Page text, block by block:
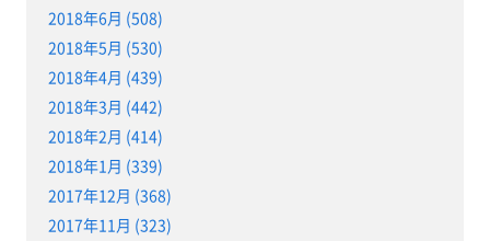
2018年6月 (508)
2018年5月 (530)
2018年4月 (439)
2018年3月 (442)
2018年2月 (414)
2018年1月 (339)
2017年12月 (368)
2017年11月 (323)